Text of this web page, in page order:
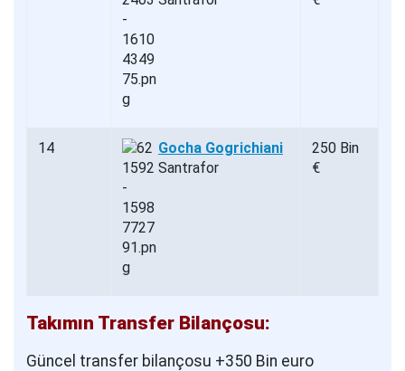
14
Gocha Gogrichiani
Santrafor
250 Bin
€
Takımın Transfer Bilançosu:
Güncel transfer bilançosu +350 Bin euro